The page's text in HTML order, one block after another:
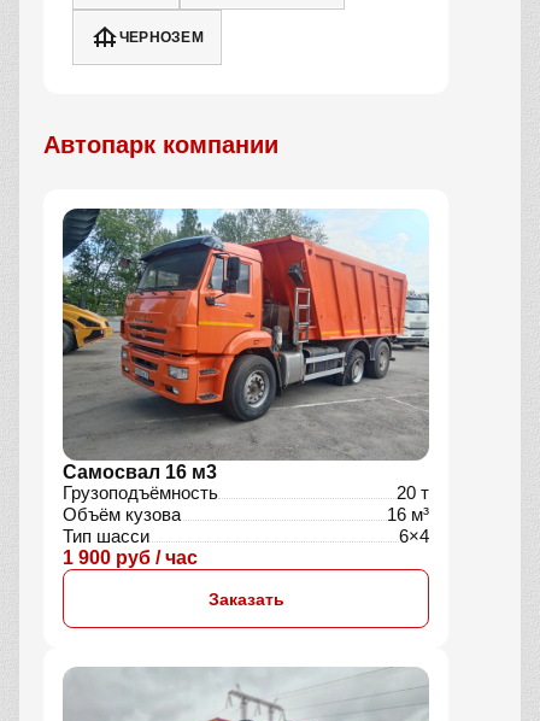
ЧЕРНОЗЕМ
Автопарк компании
Самосвал 16 м3
Грузоподъёмность
20 т
Объём кузова
16 м³
Тип шасси
6×4
1 900 руб / час
Заказать